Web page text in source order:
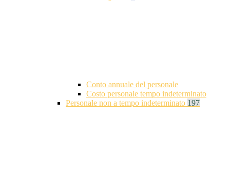
Conto annuale del personale
Costo personale tempo indeterminato
Personale non a tempo indeterminato 197